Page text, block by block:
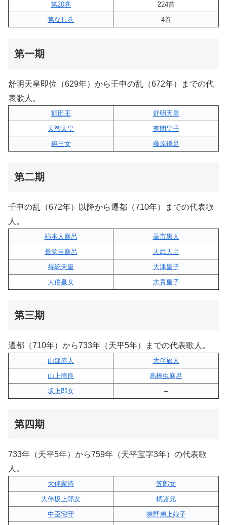
第20巻
224首
第なし巻
4首
第一期
舒明天皇即位（629年）から壬申の乱（672年）までの代
表歌人。
額田王
舒明天皇
天智天皇
有間皇子
鏡王女
藤原鎌足
第二期
壬申の乱（672年）以降から遷都（710年）までの代表歌
人。
柿本人麻呂
高市黒人
長意吉麻呂
天武天皇
持統天皇
大津皇子
大伯皇女
志貴皇子
第三期
遷都（710年）から733年（天平5年）までの代表歌人。
山部赤人
大伴旅人
山上憶良
高橋虫麻呂
坂上郎女
–
第四期
733年（天平5年）から759年（天平宝字3年）の代表歌
人。
大伴家持
笠郎女
大伴坂上郎女
橘諸兄
中臣宅守
狭野弟上娘子